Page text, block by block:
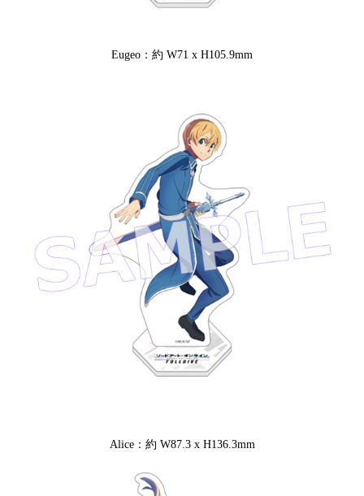
Eugeo：約 W71 x H105.9mm
Alice：約 W87.3 x H136.3mm